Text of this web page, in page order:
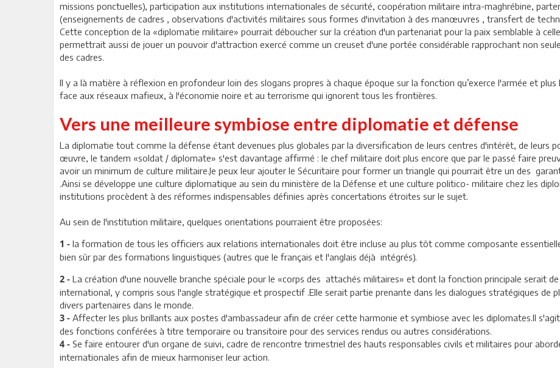
missions ponctuelles), participation aux institutions internationales de sécurité, coopération militaire intra-maghrébine,
(enseignements de cadres , observations d'activités militaires sous formes d'invitation à des manœuvres , transfert de
Cette conception de la «diplomatie militaire» pourrait déboucher sur la création d'un partenariat pour la paix semblable à
permettrait aussi de jouer un pouvoir d'attraction exercé comme un creuset d'une portée considérable rapprochant non
des cadres.
Il y a là matière à réflexion en profondeur loin des slogans propres à chaque époque sur la fonction qu’exerce l'armée et
face aux réseaux mafieux, à l'économie noire et au terrorisme qui ignorent tous les frontières.
Vers une meilleure symbiose entre diplomatie et défense
La diplomatie tout comme la défense étant devenues plus globales par la diversification de leurs centres d'intérêt, de leurs
œuvre, le tandem «soldat / diplomate» s'est davantage affirmé : le chef militaire doit plus encore que par le passé faire
avoir un minimum de culture militaire.Je peux leur ajouter le Sécuritaire pour former un triangle qui pourrait être un des
.Ainsi se développe une culture diplomatique au sein du ministère de la Défense et une culture politico- militaire chez les
institutions procèdent à des réformes indispensables définies après concertations étroites sur le sujet.
Au sein de l'institution militaire, quelques orientations pourraient être proposées:
1 - la formation de tous les officiers aux relations internationales doit être incluse au plus tôt comme composante
bien sûr par des formations linguistiques (autres que le français et l'anglais déjà intégrés).
2 - La création d'une nouvelle branche spéciale pour le «corps des attachés militaires» et dont la fonction principale serait
international, y compris sous l'angle stratégique et prospectif .Elle serait partie prenante dans les dialogues stratégiques de
divers partenaires dans le monde.
3 - Affecter les plus brillants aux postes d'ambassadeur afin de créer cette harmonie et symbiose avec les diplomates.Il
des fonctions conférées à titre temporaire ou transitoire pour des services rendus ou autres considérations.
4 - Se faire entourer d'un organe de suivi, cadre de rencontre trimestriel des hauts responsables civils et militaires pour
internationales afin de mieux harmoniser leur action.